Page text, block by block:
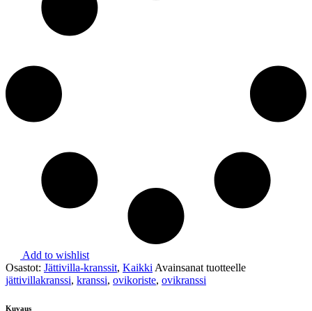
Add to wishlist
Osastot: Jättivilla-kranssit, Kaikki Avainsanat tuotteelle
jättivillakranssi, kranssi, ovikoriste, ovikranssi
Kuvaus